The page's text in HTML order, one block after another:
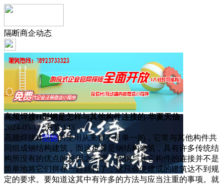
隔断商企动态
高频焊接H型钢是怎样与其他构件连接的-华夏天信
2024-05-17 浏览:143
高频焊接H型钢的使用从来都不是单一的，它常与其他构件共
同组成钢结构建筑，而这也算是钢结构建筑，具有许多传统结
构所没有的优点的原因之一吧。型钢与其它构件的连接并不是
简单地将它们拼在一起就行了，这只会使建成的建筑达不到规
定的要求。要知道这其中有许多的方法与应当注重的事项。就